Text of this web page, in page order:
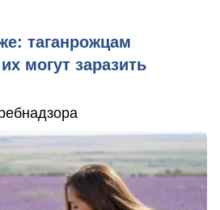
таганрожцам
могут заразить